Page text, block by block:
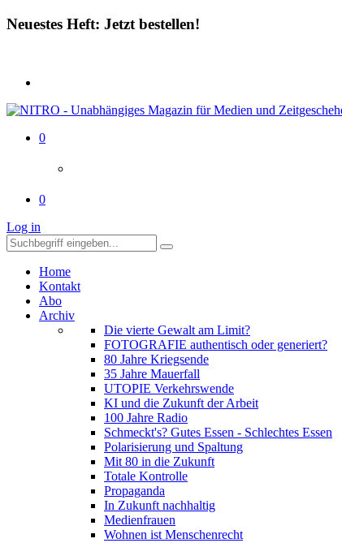
Neuestes Heft: Jetzt bestellen!
0
0
Log in
Home
Kontakt
Abo
Archiv
Die vierte Gewalt am Limit?
FOTOGRAFIE authentisch oder generiert?
80 Jahre Kriegsende
35 Jahre Mauerfall
UTOPIE Verkehrswende
KI und die Zukunft der Arbeit
100 Jahre Radio
Schmeckt's? Gutes Essen - Schlechtes Essen
Polarisierung und Spaltung
Mit 80 in die Zukunft
Totale Kontrolle
Propaganda
In Zukunft nachhaltig
Medienfrauen
Wohnen ist Menschenrecht